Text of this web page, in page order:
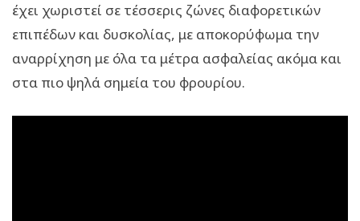
έχει χωριστεί σε τέσσερις ζώνες διαφορετικών
επιπέδων και δυσκολίας, με αποκορύφωμα την
αναρρίχηση με όλα τα μέτρα ασφαλείας ακόμα και
στα πιο ψηλά σημεία του φρουρίου.